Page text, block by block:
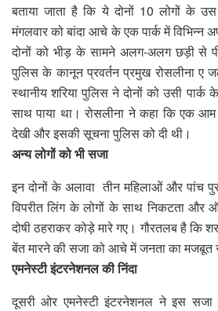
बताया जाता है कि ये दोनों 10 लोगों के
मंगलवार को बांदा आचे के एक पार्क में विभिन्न
दोनों को भीड़ के सामने अलग-अलग छड़ी से
पुलिस के कानून प्रवर्तन प्रमुख रोसलीना ए
स्थानीय शरिया पुलिस ने दोनों को उसी
साथ पाया था। रोसलीना ने कहा कि एक आम
देखी और इसकी सूचना पुलिस को दी थी।
अन्य लोगों को भी सजा
इन दोनों के अलावा तीन महिलाओं और पांच
विपरीत लिंग के लोगों के साथ निकटता
दोषी ठहराकर कोड़े मारे गए। गौरतलब है कि
बेंत मारने की सजा को आचे में जनता का मजबूत
एमनेस्टी इंटरनेशनल की निंदा
दूसरी ओर एमनेस्टी इंटरनेशनल ने इस सजा